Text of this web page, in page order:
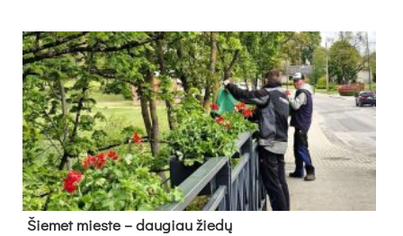
Šie­met mies­te – dau­giau žie­dų